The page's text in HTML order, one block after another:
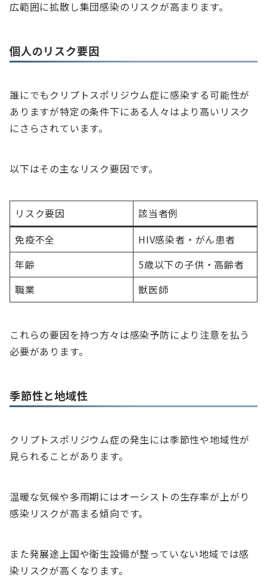
広範囲に拡散し集団感染のリスクが高まります。
個人のリスク要因
誰にでもクリプトスポリジウム症に感染する可能性が
ありますが特定の条件下にある人々はより高いリスク
にさらされています。
以下はその主なリスク要因です。
リスク要因
該当者例
免疫不全
HIV感染者・がん患者
年齢
5歳以下の子供・高齢者
職業
獣医師
これらの要因を持つ方々は感染予防により注意を払う
必要があります。
季節性と地域性
クリプトスポリジウム症の発生には季節性や地域性が
見られることがあります。
温暖な気候や多雨期にはオーシストの生存率が上がり
感染リスクが高まる傾向です。
また発展途上国や衛生設備が整っていない地域では感
染リスクが高くなります。